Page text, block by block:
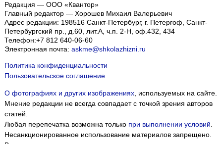
Редакция — ООО «Квантор»
Главный редактор — Хорошев Михаил Валерьевич
Адрес редакции: 198516 Санкт-Петербург, г. Петергоф, Санкт-
Петербургский пр., д.60, лит.А, ч.п. 2-Н, оф.432, 434
Телефон:+7 812 640-06-60
Электронная почта: askme@shkolazhizni.ru
Политика конфиденциальности
Пользовательское соглашение
О фотографиях и других изображениях, используемых на сайте.
Мнение редакции не всегда совпадает с точкой зрения авторов
статей.
Любая перепечатка возможна только при выполнении условий.
Несанкционированное использование материалов запрещено.